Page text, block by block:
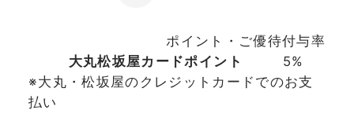
ポイント・ご優待付与率
大丸松坂屋カードポイント
5%
※大丸・松坂屋のクレジットカードでのお支
払い